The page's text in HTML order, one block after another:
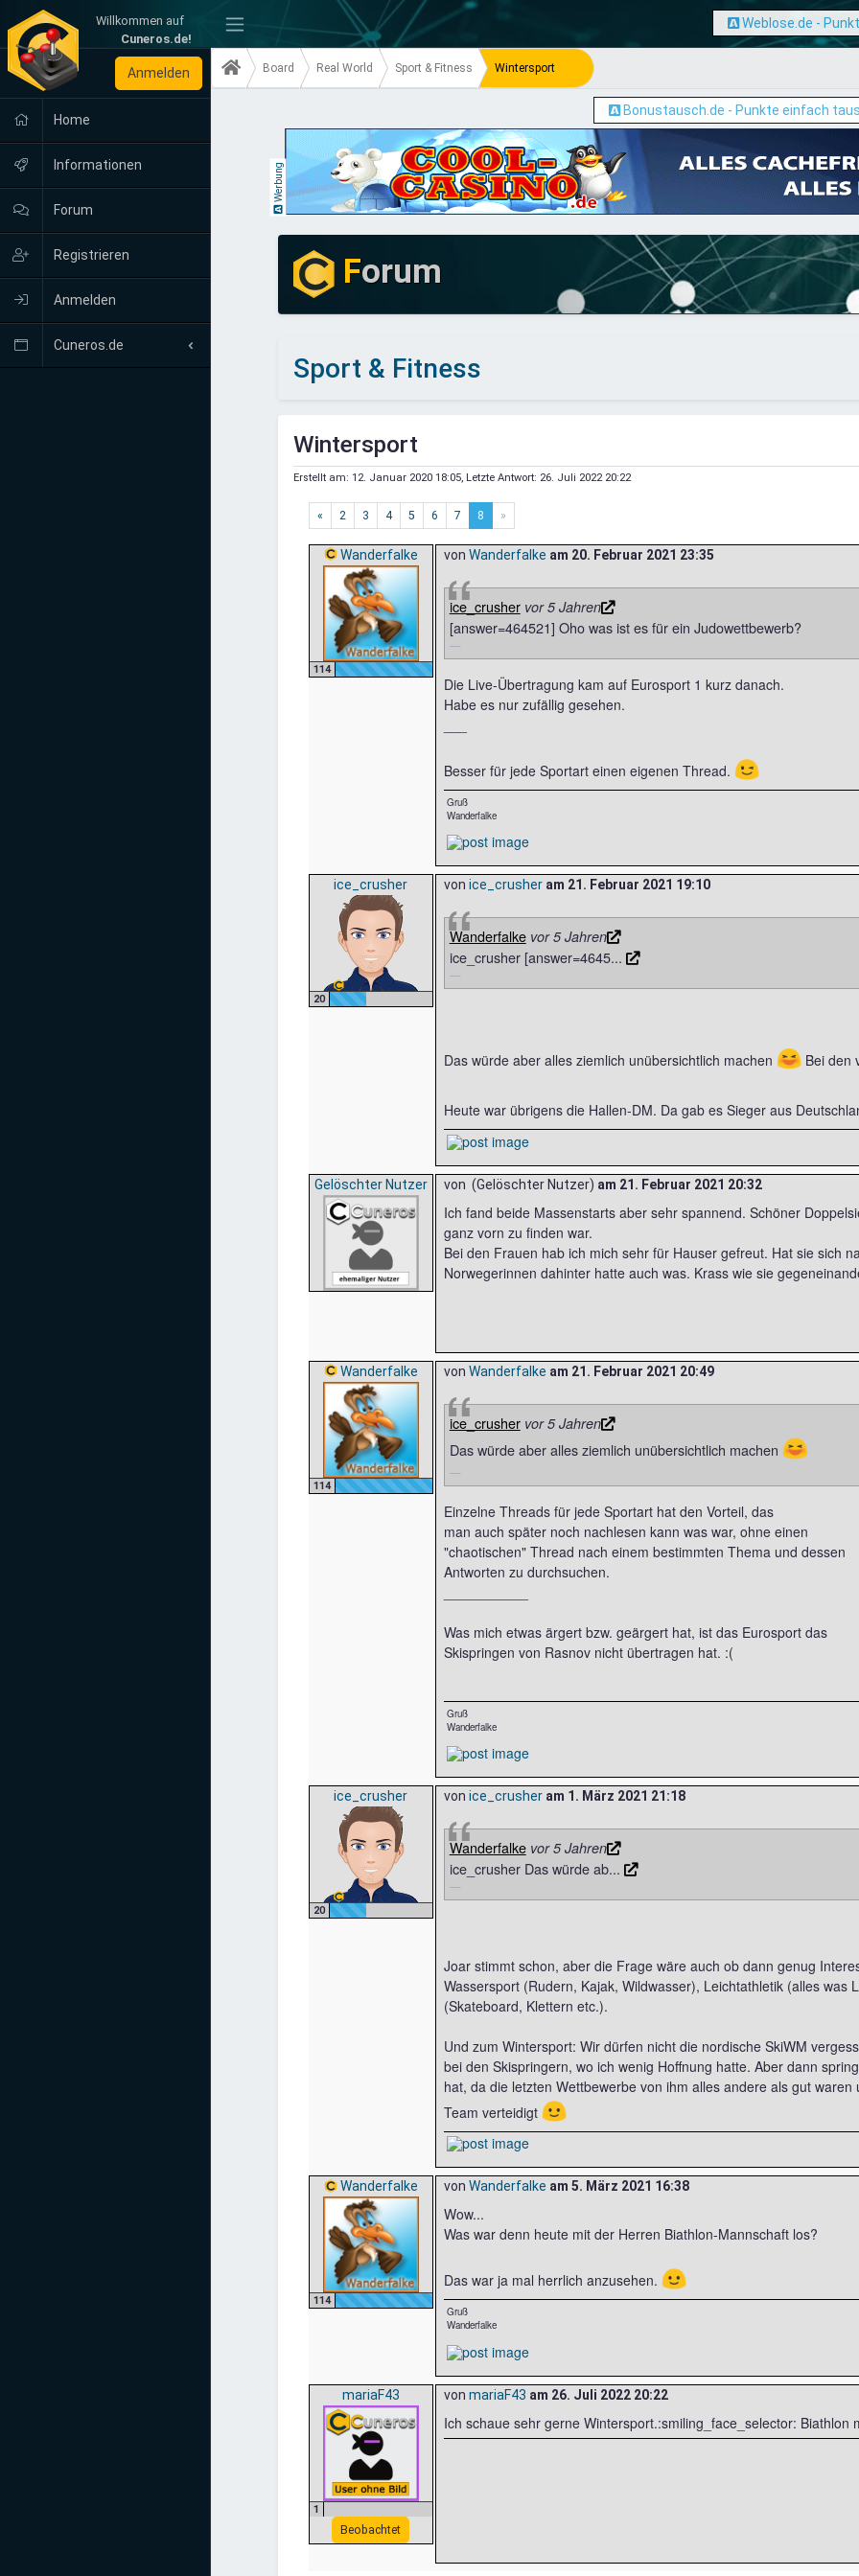
Willkommen auf
Cuneros.de!
- Weblose.de -
Anmelden
Home
Informationen
Forum
Registrieren
Anmelden
Cuneros.de
Board Real World Sport & Fitness Wintersport
Bonustausch.de - Punkte einfach
Werbung
Forum
Sport & Fitness
Wintersport
Erstellt am: 12. Januar 2020 18:05, Letzte Antwort: 26. Juli 2022 20:22
« 2 3 4 5 6 7 8 »
Wanderfalke
114
von Wanderfalke am 20. Februar 2021 23:35
ice_crusher vor 5 Jahren
[answer=464521] Oho was ist es für ein Judowettbewerb?
Die Live-Übertragung kam auf Eurosport 1 kurz danach.
Habe es nur zufällig gesehen.
Besser für jede Sportart einen eigenen Thread. 😉
Gruß
Wanderfalke
ice_crusher
20
von ice_crusheram 21. Februar 2021 19:10
Wanderfalke vor 5 Jahren
ice_crusher [answer=4645...
Das würde aber alles ziemlich unübersichtlich machen 😆Bei den
Heute war übrigens die Hallen-DM. Da gab es Sieger aus
Gelöschter Nutzer von (Gelöschter Nutzer) am 21. Februar 2021 20:32
Ich fand beide Massenstarts aber sehr spannend. Schöner
ganz vorn zu finden war.
Bei den Frauen hab ich mich sehr für Hauser gefreut. Hat sie sich
Norwegerinnen dahinter hatte auch was. Krass wie sie
Wanderfalke
114
von Wanderfalke am 21. Februar 2021 20:49
ice_crusher vor 5 Jahren
Das würde aber alles ziemlich unübersichtlich machen 😆
Einzelne Threads für jede Sportart hat den Vorteil, das
man auch später noch nachlesen kann was war, ohne einen
"chaotischen" Thread nach einem bestimmten Thema und dessen
Antworten zu durchsuchen.
Was mich etwas ärgert bzw. geärgert hat, ist das Eurosport das
Skispringen von Rasnov nicht übertragen hat. :(
Gruß
Wanderfalke
ice_crusher
20
von ice_crusheram 1. März 2021 21:18
Wanderfalke vor 5 Jahren
ice_crusher Das würde ab...
Joar stimmt schon, aber die Frage wäre auch ob dann genug
Wassersport (Rudern, Kajak, Wildwasser), Leichtathletik (alles
(Skateboard, Klettern etc.).
Und zum Wintersport: Wir dürfen nicht die nordische SkiWM
bei den Skispringern, wo ich wenig Hoffnung hatte. Aber dann
hat, da die letzten Wettbewerbe von ihm alles andere als gut
Team verteidigt 🙂
Wanderfalke
114
von Wanderfalke am 5. März 2021 16:38
Wow...
Was war denn heute mit der Herren Biathlon-Mannschaft los?
Das war ja mal herrlich anzusehen. 🙂
Gruß
Wanderfalke
mariaF43
1
Beobachtet
von mariaF43 am 26. Juli 2022 20:22
Ich schaue sehr gerne Wintersport.:smiling_face_selector: Biathlon